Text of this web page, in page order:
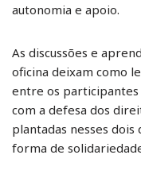
autonomia e apoio.
As discussões e
oficina deixam como
entre os
com a defesa dos
plantadas nesses
forma de